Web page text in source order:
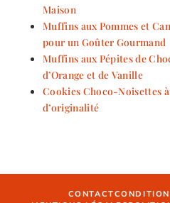
Maison
Muffins aux Pommes et
pour un Goûter Gourmand
Muffins aux Pépites de
d’Orange et de Vanille
Cookies Choco-Noisettes
d’originalité
CONTACT